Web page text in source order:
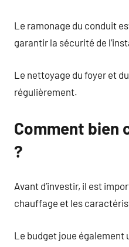
Le ramonage du conduit
garantir la sécurité de
Le nettoyage du foyer et
régulièrement.
Comment bien
?
Avant d’investir, il est
chauffage et les
Le budget joue également